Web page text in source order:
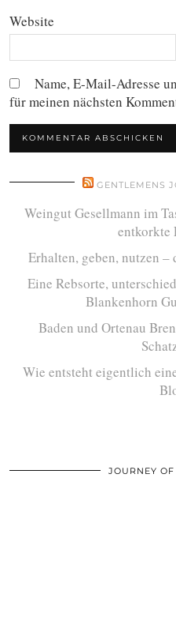
Website
Name, E-Mail-Adresse
für meinen nächsten
GENTLEMENS
Weingut Gesellmann im
entkorkte
Erhalten, geben, nutzen
Eine Rebsorte,
Blankenhorn
Baden und Ortenau
Wie entsteht eigentlich
JOURNEY